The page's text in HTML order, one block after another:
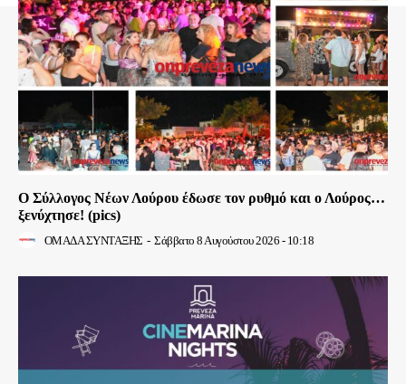
Ο Σύλλογος Νέων Λούρου έδωσε τον ρυθμό και ο Λούρος…
ξενύχτησε! (pics)
ΟΜΑΔΑ ΣΥΝΤΑΞΗΣ - Σάββατο 8 Αυγούστου 2026 - 10:18